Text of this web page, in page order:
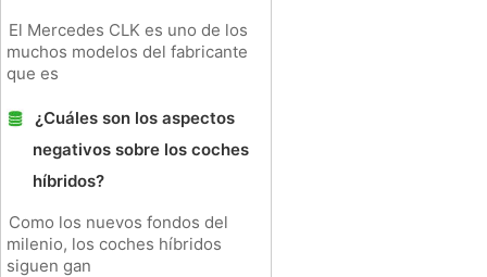
El Mercedes CLK es uno de los
muchos modelos del fabricante
que es
¿Cuáles son los aspectos
negativos sobre los coches
híbridos?
Como los nuevos fondos del
milenio, los coches híbridos
siguen gan